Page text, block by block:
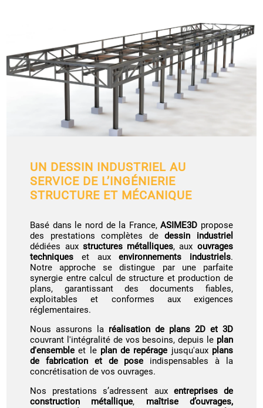
UN DESSIN INDUSTRIEL AU
SERVICE DE L’INGÉNIERIE
STRUCTURE ET MÉCANIQUE
Basé dans le nord de la France,ASIME3D propose
des prestations complètes dedessin industriel
dédiées aux structures métalliques, aux ouvrages
techniques et auxenvironnements industriels.
Notre approche se distingue par une parfaite
synergie entre calcul de structure et production de
plans, garantissant des documents fiables,
exploitables et conformes aux exigences
réglementaires.
Nous assurons la réalisation de plans 2D et 3D
couvrant l'intégralité de vos besoins, depuis le plan
d'ensemble et le plan de repérage jusqu'aux plans
de fabrication et de pose indispensables à la
concrétisation de vos ouvrages.
Nos prestations s’adressent aux entreprises de
construction métallique, maîtrise d’ouvrages,